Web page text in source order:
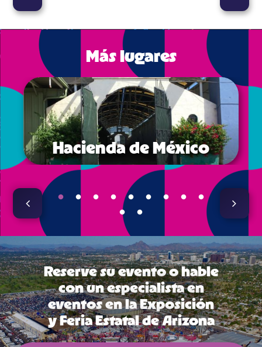
posterior
Más lugares
Hacienda de México
Reserve su evento o hable
con un especialista en
eventos en la Exposición
y Feria Estatal de Arizona